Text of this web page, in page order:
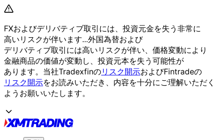
FXおよびデリバティブ取引には、 投資元金を失う 非常に
高いリスクが伴います...外国為替および
デリバティブ取引には高いリスクが伴い、 価格変動により
金融商品の価値が変動し、 投資元本を失う 可能性が
あります。 当社Tradexfinのリスク開示およびFintradeの
リスク開示をお読みいただき、 内容を十分にご理解いただく
よう お願いいたします。